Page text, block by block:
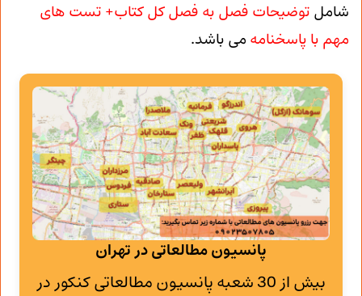
شامل توضیحات فصل به فصل کل کتاب+ تست های
مهم با پاسخنامه می باشد.
پانسیون مطالعاتی در تهران
بیش از 30 شعبه پانسیون مطالعاتی کنکور در